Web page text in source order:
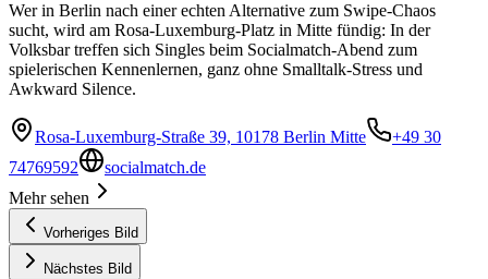
Wer in Berlin nach einer echten Alternative zum Swipe-Chaos
sucht, wird am Rosa-Luxemburg-Platz in Mitte fündig: In der
Volksbar treffen sich Singles beim Socialmatch-Abend zum
spielerischen Kennenlernen, ganz ohne Smalltalk-Stress und
Awkward Silence.
Rosa-Luxemburg-Straße 39, 10178 Berlin Mitte
+49 30
74769592
socialmatch.de
Mehr sehen
Vorheriges Bild
Nächstes Bild